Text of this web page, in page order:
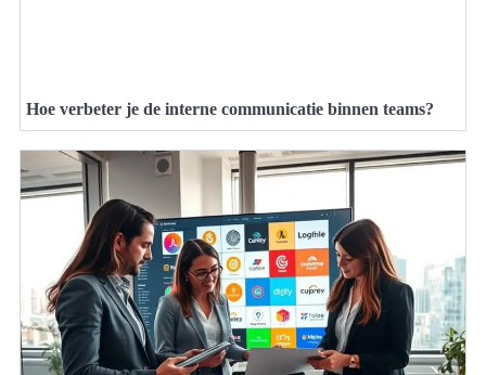
Hoe verbeter je de interne communicatie binnen teams?